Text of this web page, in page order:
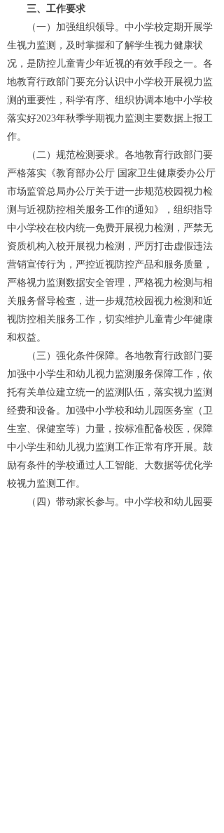
三、工作要求
（一）加强组织领导。中小学校定期开展学
生视力监测，及时掌握和了解学生视力健康状
况，是防控儿童青少年近视的有效手段之一。各
地教育行政部门要充分认识中小学校开展视力监
测的重要性，科学有序、组织协调本地中小学校
落实好2023年秋季学期视力监测主要数据上报工
作。
（二）规范检测要求。各地教育行政部门要
严格落实《教育部办公厅 国家卫生健康委办公厅
市场监管总局办公厅关于进一步规范校园视力检
测与近视防控相关服务工作的通知》，组织指导
中小学校在校内统一免费开展视力检测，严禁无
资质机构入校开展视力检测，严厉打击虚假违法
营销宣传行为，严控近视防控产品和服务质量，
严格视力监测数据安全管理，严格视力检测与相
关服务督导检查，进一步规范校园视力检测和近
视防控相关服务工作，切实维护儿童青少年健康
和权益。
（三）强化条件保障。各地教育行政部门要
加强中小学生和幼儿视力监测服务保障工作，依
托有关单位建立统一的监测队伍，落实视力监测
经费和设备。加强中小学校和幼儿园医务室（卫
生室、保健室等）力量，按标准配备校医，保障
中小学生和幼儿视力监测工作正常有序开展。鼓
励有条件的学校通过人工智能、大数据等优化学
校视力监测工作。
（四）带动家长参与。中小学校和幼儿园要